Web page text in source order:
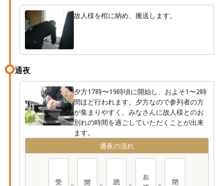
故人様を棺に納め、搬送します。
通夜
夕方17時〜19時頃に開始し、およそ1〜2時
間ほど行われます。夕方なので参列者の方
が集まりやすく、みなさんに故人様とのお
別れの時間を過ごしていただくことが出来
ます。
通夜の流れ